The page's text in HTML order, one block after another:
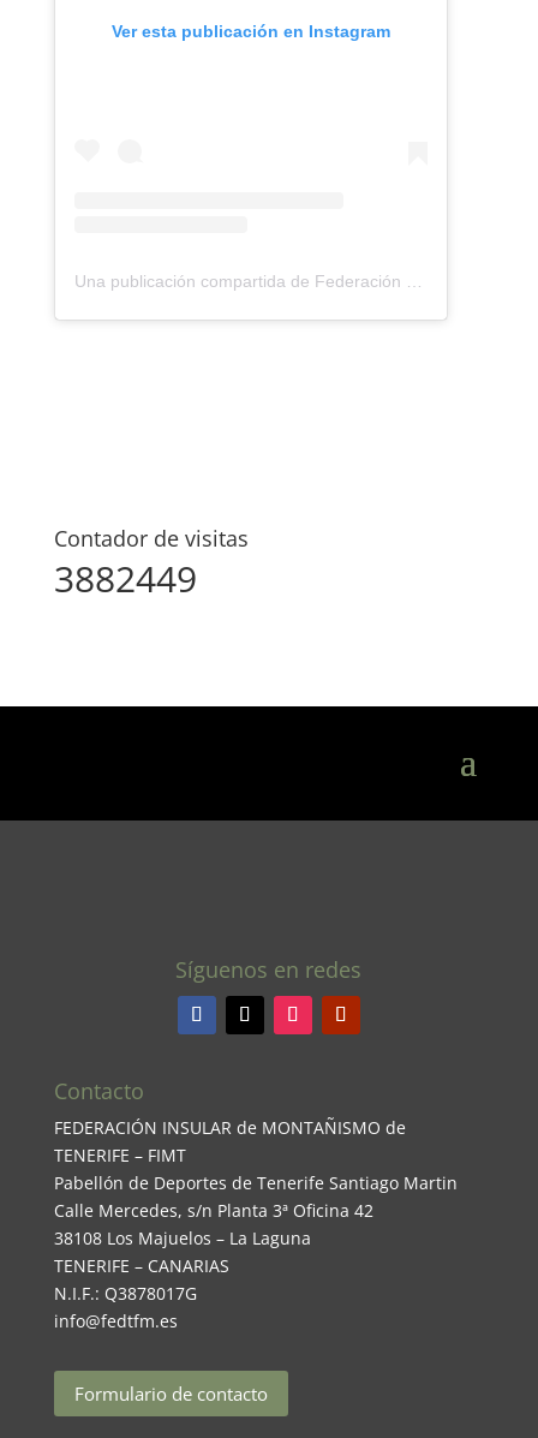
Ver esta publicación en Instagram
Una publicación compartida de Federación Montañismo Tenerife (@federacion_montanismo_tenerife)
Contador de visitas
3882449
Síguenos en redes
Contacto
FEDERACIÓN INSULAR de MONTAÑISMO de
TENERIFE – FIMT
Pabellón de Deportes de Tenerife Santiago Martin
Calle Mercedes, s/n Planta 3ª Oficina 42
38108 Los Majuelos – La Laguna
TENERIFE – CANARIAS
N.I.F.: Q3878017G
info@fedtfm.es
Formulario de contacto